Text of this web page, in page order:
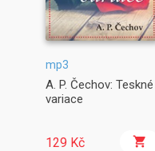
mp3
A. P. Čechov: Teskné
variace
129 Kč